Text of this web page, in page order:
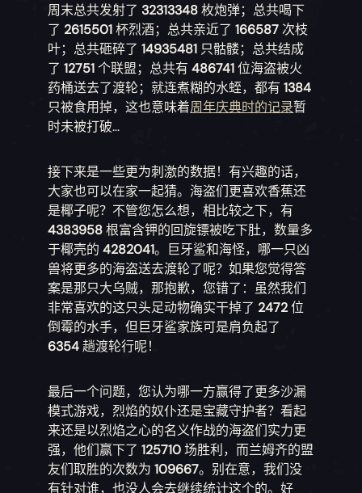
周末总共发射了32313348枚炮弹；总共喝下
了 2615501杯烈酒；总共亲近了166587 次枝
叶；总共砸碎了14935481 只骷髅；总共结成
了12751个联盟；总共有486741位海盗被火
药桶送去了渡轮；就连煮糊的水蛭，都有1384
只被食用掉，这也意味着周年庆典时的记录暂
时未被打破...
接下来是一些更为刺激的数据！有兴趣的话，
大家也可以在家一起猜。海盗们更喜欢香蕉还
是椰子呢？不管您怎么想，相比较之下，有
4383958根富含钾的回旋镖被吃下肚，数量多
于椰壳的4282041。巨牙鲨和海怪，哪一只凶
兽将更多的海盗送去渡轮了呢？如果您觉得答
案是那只大乌贼，那抱歉，您错了：虽然我们
非常喜欢的这只头足动物确实干掉了 2472位
倒霉的水手，但巨牙鲨家族可是肩负起了
6354趟渡轮行呢！
最后一个问题，您认为哪一方赢得了更多沙漏
模式游戏，烈焰的奴仆还是宝藏守护者？看起
来还是以烈焰之心的名义作战的海盗们实力更
强，他们赢下了125710场胜利，而兰姆齐的盟
友们取胜的次数为109667。别在意，我们没
有针对谁，也没人会去继续统计这个的。好